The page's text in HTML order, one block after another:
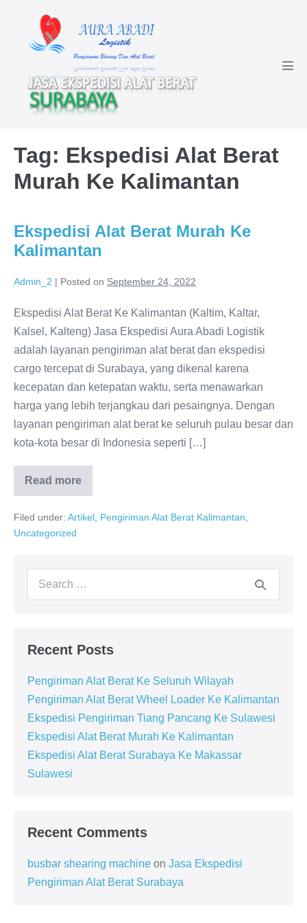
content
Tag: Ekspedisi Alat Berat
Murah Ke Kalimantan
Ekspedisi Alat Berat Murah Ke
Kalimantan
Admin_2 | Posted on September 24, 2022
Ekspedisi Alat Berat Ke Kalimantan (Kaltim, Kaltar,
Kalsel, Kalteng) Jasa Ekspedisi Aura Abadi Logistik
adalah layanan pengiriman alat berat dan ekspedisi
cargo tercepat di Surabaya, yang dikenal karena
kecepatan dan ketepatan waktu, serta menawarkan
harga yang lebih terjangkau dari pesaingnya. Dengan
layanan pengiriman alat berat ke seluruh pulau besar dan
kota-kota besar di Indonesia seperti […]
Read more
Ekspedisi
Alat
Murah
Ke
Kalimantan
Filed under: Artikel Pengiriman Alat Berat Kalimantan
Uncategorized
Search
Recent Posts
Pengiriman Alat Berat Ke Seluruh Wilayah
Pengiriman Alat Berat Wheel Loader Ke Kalimantan
Ekspedisi Pengiriman Tiang Pancang Ke Sulawesi
Ekspedisi Alat Berat Murah Ke Kalimantan
Ekspedisi Alat Berat Surabaya Ke Makassar
Sulawesi
Recent Comments
busbar shearing machine on Jasa Ekspedisi
Pengiriman Alat Berat Surabaya